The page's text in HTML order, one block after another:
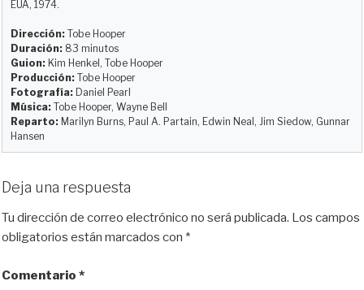
n
k
EUA, 1974.
Dirección: Tobe Hooper
Duración: 83 minutos
Guion: Kim Henkel, Tobe Hooper
Producción: Tobe Hooper
Fotografía: Daniel Pearl
Música: Tobe Hooper, Wayne Bell
Reparto: Marilyn Burns, Paul A. Partain, Edwin Neal, Jim Siedow, Gunnar
Hansen
Deja una respuesta
Tu dirección de correo electrónico no será publicada. Los campos
obligatorios están marcados con *
Comentario *